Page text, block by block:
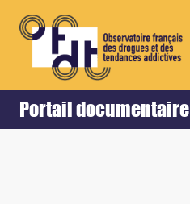
Portail documentaire
Accueil Retour